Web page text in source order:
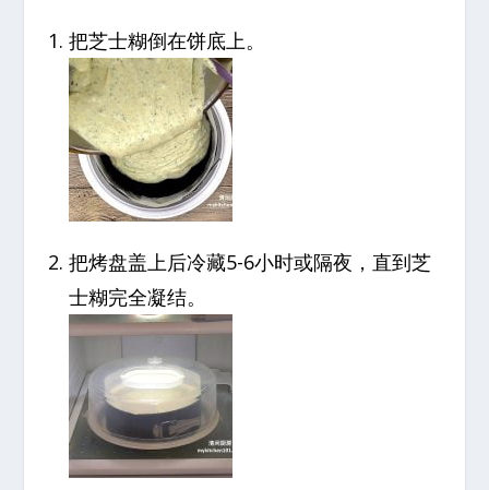
把芝士糊倒在饼底上。
把烤盘盖上后冷藏5-6小时或隔夜，直到芝
士糊完全凝结。